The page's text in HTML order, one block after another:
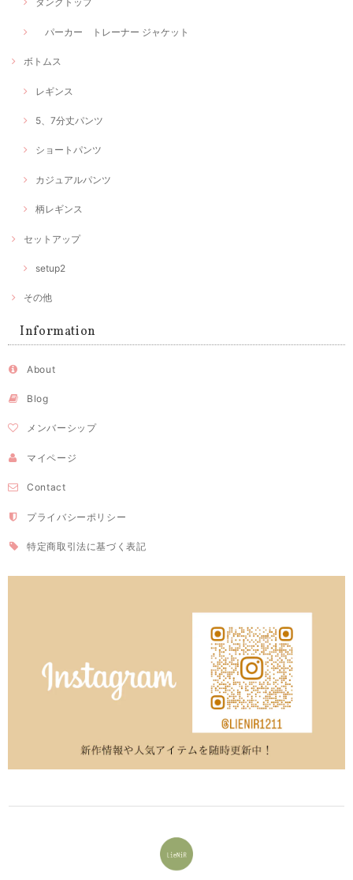
パーカー トレーナー ジャケット
ボトムス
レギンス
5、7分丈パンツ
ショートパンツ
カジュアルパンツ
柄レギンス
セットアップ
setup2
その他
Information
About
Blog
メンバーシップ
マイページ
Contact
プライバシーポリシー
特定商取引法に基づく表記